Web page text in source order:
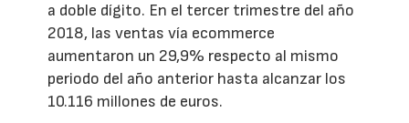
a doble dígito. En el tercer trimestre del año
2018, las ventas vía ecommerce
aumentaron un 29,9% respecto al mismo
periodo del año anterior hasta alcanzar los
10.116 millones de euros.